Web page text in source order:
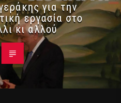
για την
εργασία στο
κι αλλού